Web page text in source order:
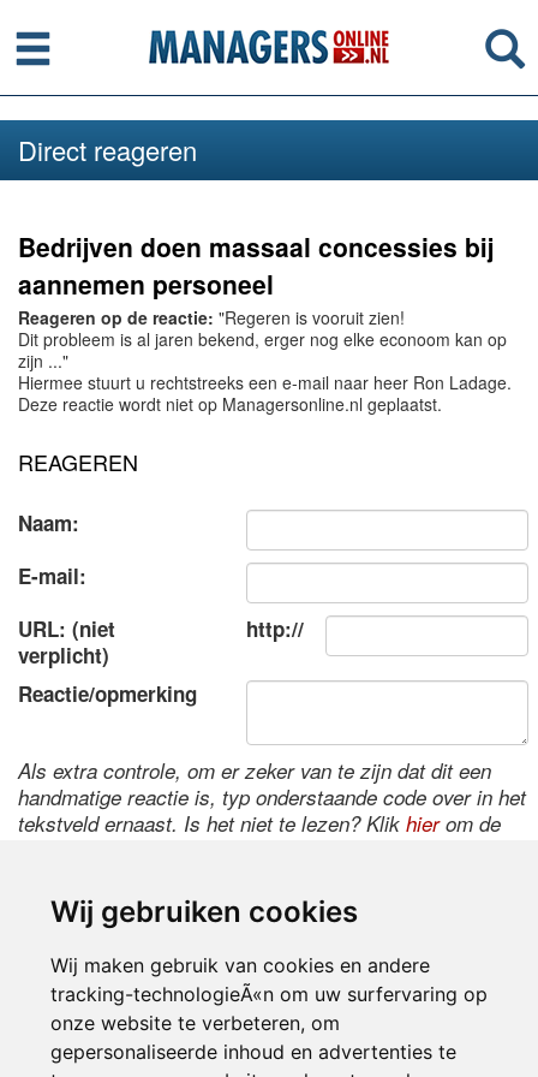
Wij gebruiken cookies
Wij maken gebruik van cookies en andere
tracking-technologieÃ«n om uw surfervaring op
onze website te verbeteren, om
gepersonaliseerde inhoud en advertenties te
Menu
Direct reageren
Bedrijven doen massaal concessies bij
aannemen personeel
Reageren op de reactie: "Regeren is vooruit zien!
Dit probleem is al jaren bekend, erger nog elke econoom kan op
zijn ..."
Hiermee stuurt u rechtstreeks een e-mail naar heer Ron Ladage.
Deze reactie wordt niet op Managersonline.nl geplaatst.
REAGEREN
Naam:
E-mail:
URL: (niet
verplicht)
http://
Reactie/opmerking
Als extra controle, om er zeker van te zijn dat dit een
handmatige reactie is, typ onderstaande code over in het
tekstveld ernaast. Is het niet te lezen? Klik hierom de